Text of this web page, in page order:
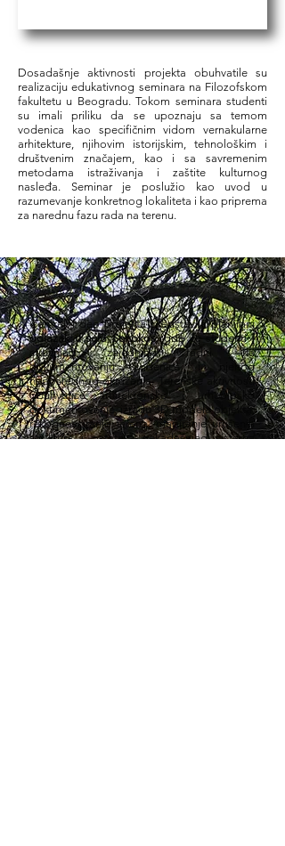
Dosadašnje aktivnosti projekta obuhvatile su
realizaciju edukativnog seminara na Filozofskom
fakultetu u Beogradu. Tokom seminara studenti
su imali priliku da se upoznaju sa temom
vodenica kao specifičnim vidom vernakularne
arhitekture, njihovim istorijskim, tehnološkim i
društvenim značajem, kao i sa savremenim
metodama istraživanja i zaštite kulturnog
nasleđa. Seminar je poslužio kao uvod u
razumevanje konkretnog lokaliteta i kao priprema
za narednu fazu rada na terenu.
Centralni deo projekta predstavlja planirani
odlazak u selo Senokos, gde će studenti i
stručnjaci zajednički raditi na
dokumentovanju vodenice i njenog
neposrednog okruženja. Terenske aktivnosti
obuhvatiće arhitektonsko i arheološko
dokumentovanje, izradu 3D modela objekta,
rekognosciranje terena, mapiranje urušenih
struktura i ostataka nekadašnjeg sistema